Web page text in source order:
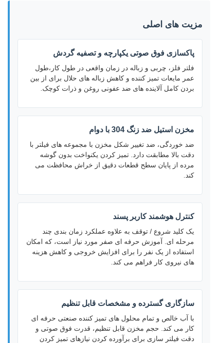
مزیت های اصلی
پاکسازی فوق صوتی یکپارچه و تصفیه گردش
فلتر فلز، چربی و زباله در زمان واقعی در طول کار،طول
عمر مایعات تمیز کننده و کاهش زباله های حلال برای از بین
بردن کامل آلاینده های ضد عفونی روغن و ذرات کوچک.
مخزن استیل ضد زنگ 304 با دوام
ضد خوردگی، ضد تغییر شکل مخزن با مجموعه های فیلتر با
دقت بالا مطابقت دارد. تمیز کردن یکنواخت بدون گوشه
مرده از پایان سطح قطعات دقیق از خراش محافظت می
کند.
کنترل هوشمند کاربر پسند
یک کلید شروع / توقف به علاوه عملکرد زمان بندی چند
مرحله ای. آموزش حرفه ای صفر مورد نیاز است، که امکان
استفاده از یک نفر را برای افزایش خروجی و کاهش هزینه
های نیروی کار فراهم می کند.
سازگاری گسترده و مشخصات قابل تنظیم
با آب خالص و تمام محلول های تمیز کننده صنعتی حرفه ای
کار می کند. حجم مخزن قابل تنظیم، قدرت فوق صوتی و
دقت فیلتر سازی برای برآورده کردن نیازهای تمیز کردن